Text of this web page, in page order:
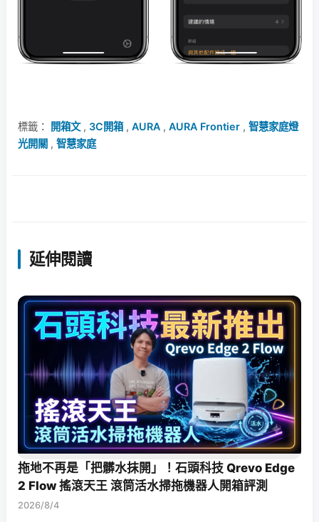
標籤： 開箱文, 3C開箱, AURA , AURA Frontier , 智慧家庭燈
光開關 , 智慧家庭
延伸閱讀
拖地不再是「把髒水抹開」！石頭科技 Qrevo Edge
2 Flow 搖滾天王 滾筒活水掃拖機器人開箱評測
2026/8/4